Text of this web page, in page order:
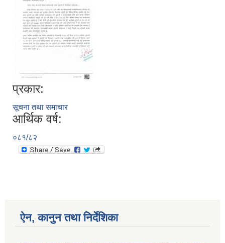
प्रकार:
सूचना तथा समाचार
आर्थिक वर्ष:
०८१/८२
ऐन, कानुन तथा निर्देशिका